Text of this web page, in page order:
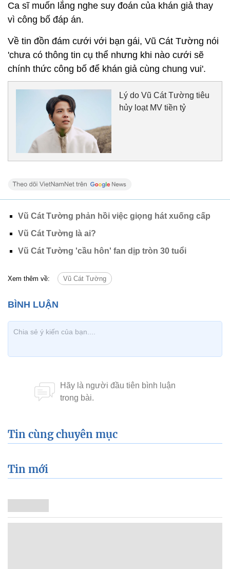
Ca sĩ muốn lắng nghe suy đoán của khán giả thay
vì công bố đáp án.
Về tin đồn đám cưới với bạn gái, Vũ Cát Tường nói
'chưa có thông tin cụ thể nhưng khi nào cưới sẽ
chính thức công bố để khán giả cùng chung vui'.
Lý do Vũ Cát Tường tiêu
hủy loạt MV tiền tỷ
Vũ Cát Tường phản hồi việc giọng hát xuống cấp
Vũ Cát Tường là ai?
Vũ Cát Tường 'cầu hôn' fan dịp tròn 30 tuổi
Xem thêm về: Vũ Cát Tường
Tin cùng chuyên mục
Tin mới